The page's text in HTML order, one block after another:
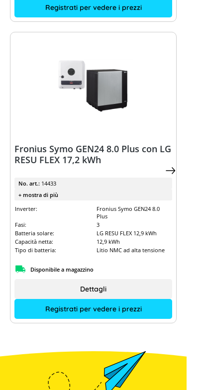
Registrati per vedere i prezzi
Fronius Symo GEN24 8.0 Plus con LG
RESU FLEX 17,2 kWh
No. art.: 14433
+ mostra di più
Inverter:
Fronius Symo GEN24 8.0
Plus
Fasi:
3
Batteria solare:
LG RESU FLEX 12,9 kWh
Capacità netta:
12,9 kWh
Tipo di batteria:
Litio NMC ad alta tensione
Disponibile a magazzino
Registrati per vedere i prezzi
Dettagli